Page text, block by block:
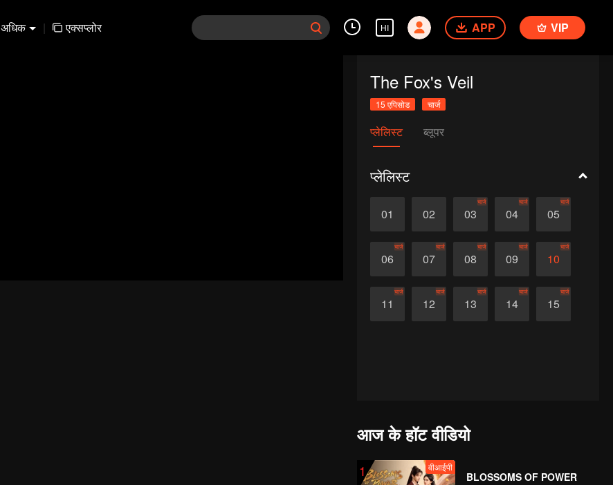
अधिक | एक्सप्लोर HI APP VIP
The Fox's Veil
15 एपिसोड चार्ज
प्लेलिस्ट ब्लूपर
प्लेलिस्ट
01 02 03
चार्ज
04
चार्ज
05
चार्ज
06
चार्ज
07
चार्ज
08
चार्ज
09
चार्ज
10
चार्ज
11
चार्ज
12
चार्ज
13
चार्ज
14
चार्ज
15
चार्ज
आज के हॉट वीडियो
1 वीआईपी
BLOSSOMS OF POWER